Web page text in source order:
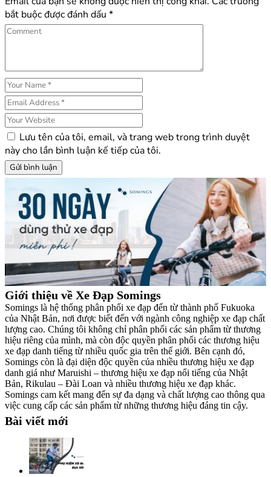
bắt buộc được đánh dấu *
Lưu tên của tôi, email, và trang web trong trình duyệt
này cho lần bình luận kế tiếp của tôi.
Giới thiệu về Xe Đạp Somings
Somings là hệ thống phân phối xe đạp đến từ thành phố Fukuoka
của Nhật Bản, nơi được biết đến với ngành công nghiệp xe đạp chất
lượng cao. Chúng tôi không chỉ phân phối các sản phẩm từ thương
hiệu riêng của mình, mà còn độc quyền phân phối các thương hiệu
xe đạp danh tiếng từ nhiều quốc gia trên thế giới. Bên cạnh đó,
Somings còn là đại diện độc quyền của nhiều thương hiệu xe đạp
danh giá như Maruishi – thương hiệu xe đạp nổi tiếng của Nhật
Bản, Rikulau – Đài Loan và nhiều thương hiệu xe đạp khác.
Somings cam kết mang đến sự đa dạng và chất lượng cao thông qua
việc cung cấp các sản phẩm từ những thương hiệu đáng tin cậy.
Bài viết mới